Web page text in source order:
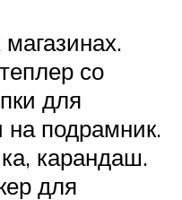
со
для
на подрамник.
карандаш.
для